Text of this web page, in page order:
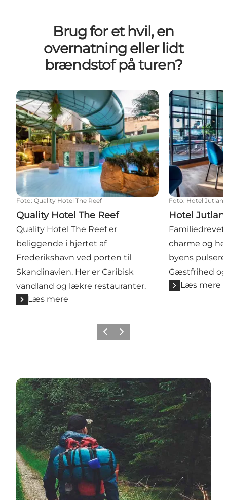
Brug for et hvil, en
overnatning eller lidt
brændstof på turen?
Quality Hotel The Reef
Foto: Quality Hotel The Reef
Quality Hotel The Reef
Quality Hotel The Reef er
beliggende i hjertet af
Frederikshavn ved porten til
Skandinavien. Her er Caribisk
vandland og lækre restauranter.
Læs mere
Hotel
Foto: Hotel
Hotel
charme og
byens
Gæstfrihed
Læs mere
ForrigeNæste
Vend tilbage til hovedsiden